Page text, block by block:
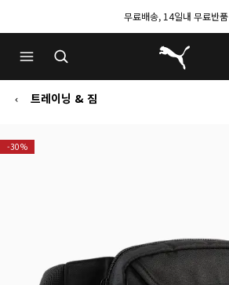
무료배송, 14일내 무료반품
푸마 홈
트레이닝 & 짐
-30%